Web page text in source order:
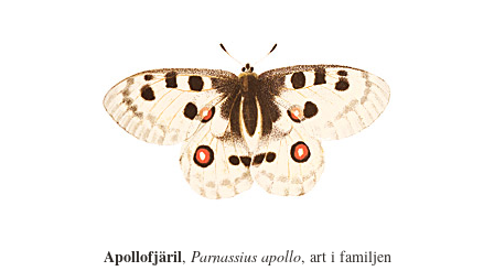
Apollofjäril, Parnassius apollo, art i familjen